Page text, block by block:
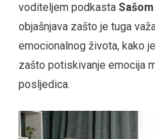
voditeljem podkasta
objašnjava zašto je tuga
emocionalnog života, kako
zašto potiskivanje emocija
posljedica.